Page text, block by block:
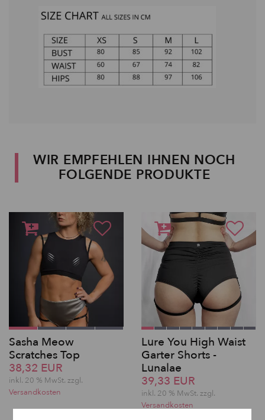
WIR EMPFEHLEN IHNEN NOCH
FOLGENDE PRODUKTE
Sasha Meow
Scratches Top
38,32 EUR
inkl. 20 % MwSt. zzgl.
Versandkosten
Lure You High Waist
Garter Shorts -
Lunalae
39,33 EUR
inkl. 20 % MwSt. zzgl.
Versandkosten